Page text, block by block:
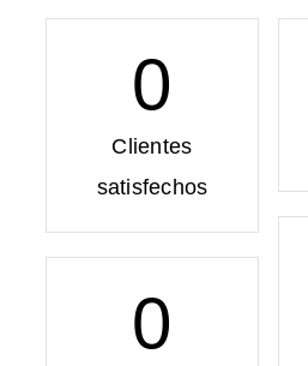
0
Clientes
satisfechos
0